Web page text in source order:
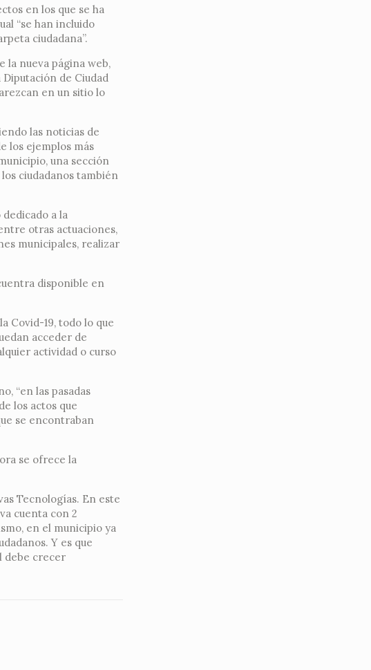
en los que se ha
“se han incluido
ciudadana”.
la nueva página web,
de Ciudad
en un sitio lo
las noticias de
los ejemplos más
una sección
ciudadanos también
a la
otras actuaciones,
municipales, realizar
disponible en
Covid-19, todo lo que
acceder de
actividad o curso
“en las pasadas
los actos que
se encontraban
se ofrece la
Tecnologías. En este
cuenta con 2
en el municipio ya
Y es que
debe crecer